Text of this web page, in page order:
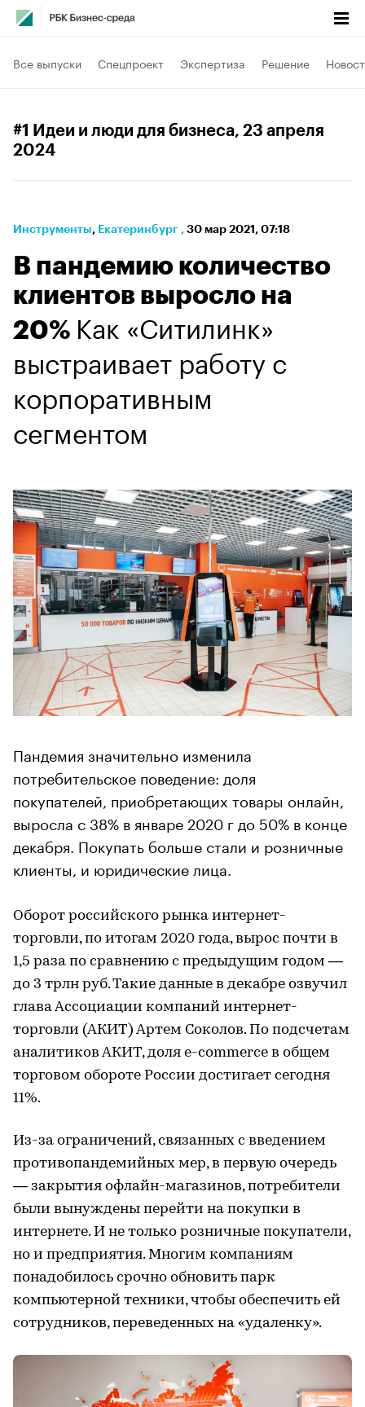
Все выпуски Спецпроект Экспертиза Решение
#1 Идеи и люди для бизнеса, 23 апреля
2024
Инструменты⁠, Екатеринбург , 30 мар 2021, 07:18
В пандемию количество
клиентов выросло на
20% Как «Ситилинк»
выстраивает работу с
корпоративным
сегментом
Пандемия значительно изменила
потребительское поведение: доля
покупателей, приобретающих товары онлайн,
выросла с 38% в январе 2020 г до 50% в конце
декабря. Покупать больше стали и розничные
клиенты, и юридические лица.
Оборот российского рынка интернет-
торговли, по итогам 2020 года, вырос почти в
1,5 раза по сравнению с предыдущим годом —
до 3 трлн руб. Такие данные в декабре озвучил
глава Ассоциации компаний интернет-
торговли (АКИТ) Артем Соколов. По подсчетам
аналитиков АКИТ, доля e-commerce в общем
торговом обороте России достигает сегодня
11%.
Из-за ограничений, связанных с введением
противопандемийных мер, в первую очередь
— закрытия офлайн-магазинов, потребители
были вынуждены перейти на покупки в
интернете. И не только розничные покупатели,
но и предприятия. Многим компаниям
понадобилось срочно обновить парк
компьютерной техники, чтобы обеспечить ей
сотрудников, переведенных на «удаленку».